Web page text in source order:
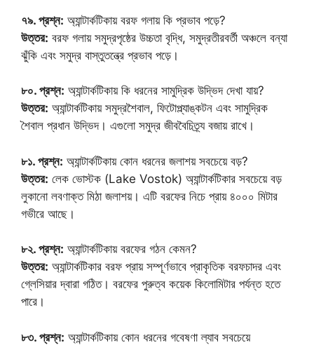
৭৯. প্রশ্ন: অ্যান্টার্কটিকায় বরফ গলায় কি প্রভাব পড়ে?
উত্তর: বরফ গলায় সমুদ্রপৃষ্ঠের উচ্চতা বৃদ্ধি, সমুদ্রতীরবর্তী অঞ্চলে বন্যা
ঝুঁকি এবং সমুদ্র বাস্তুতন্ত্রে প্রভাব পড়ে।
৮০. প্রশ্ন: অ্যান্টার্কটিকায় কি ধরনের সামুদ্রিক উদ্ভিদ দেখা যায়?
উত্তর: অ্যান্টার্কটিকায় সমুদ্রশৈবাল, ফিটোপ্ল্যাঙ্কটন এবং সামুদ্রিক
শৈবাল প্রধান উদ্ভিদ। এগুলো সমুদ্র জীববৈচিত্র্য বজায় রাখে।
৮১. প্রশ্ন: অ্যান্টার্কটিকায় কোন ধরনের জলাশয় সবচেয়ে বড়?
উত্তর: লেক ভোস্টক (Lake Vostok) অ্যান্টার্কটিকার সবচেয়ে বড়
লুকানো লবণাক্ত মিঠা জলাশয়। এটি বরফের নিচে প্রায় ৪০০০ মিটার
গভীরে আছে।
৮২. প্রশ্ন: অ্যান্টার্কটিকায় বরফের গঠন কেমন?
উত্তর: অ্যান্টার্কটিকার বরফ প্রায় সম্পূর্ণভাবে প্রাকৃতিক বরফচাদর এবং
গ্লেসিয়ার দ্বারা গঠিত। বরফের পুরুত্ব কয়েক কিলোমিটার পর্যন্ত হতে
পারে।
৮৩. প্রশ্ন: অ্যান্টার্কটিকায় কোন ধরনের গবেষণা ল্যাব সবচেয়ে